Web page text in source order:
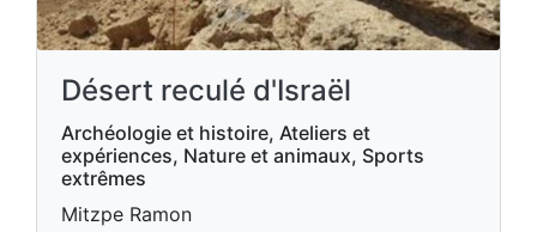
Désert reculé d'Israël
Archéologie et histoire, Ateliers et
expériences, Nature et animaux, Sports
extrêmes
Mitzpe Ramon